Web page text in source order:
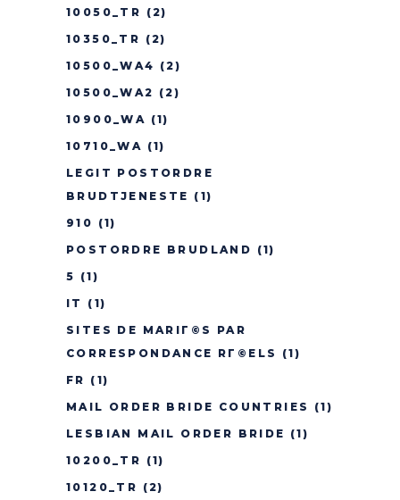
10050_TR (2)
10350_TR (2)
10500_WA4 (2)
10500_WA2 (2)
10900_WA (1)
10710_WA (1)
LEGIT POSTORDRE
BRUDTJENESTE (1)
910 (1)
POSTORDRE BRUDLAND (1)
5 (1)
IT
(1)
SITES DE MARIГ©S PAR
CORRESPONDANCE RГ©ELS
(1)
FR (1)
MAIL ORDER BRIDE COUNTRIES
(1)
LESBIAN MAIL ORDER BRIDE (1)
10200_TR (1)
10120_TR (2)